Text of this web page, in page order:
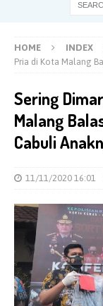
HOME INDEX
Pria di Kota Malang
Sering
Malang
Cabuli
11/11/2020 16:01